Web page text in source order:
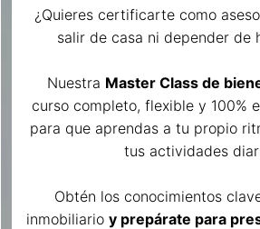
¿Quieres certificarte como
salir de casa ni depender de
Nuestra Master Class de
curso completo, flexible y 100%
para que aprendas a tu propio
tus actividades
Obtén los conocimientos
inmobiliario y prepárate para